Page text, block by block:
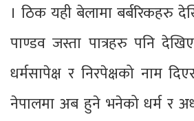
। ठिक यही बेलामा बर्बरिकहरु
पाण्डव जस्ता पात्रहरु पनि देखिए
धर्मसापेक्ष र निरपेक्षको नाम
नेपालमा अब हुने भनेको धर्म र